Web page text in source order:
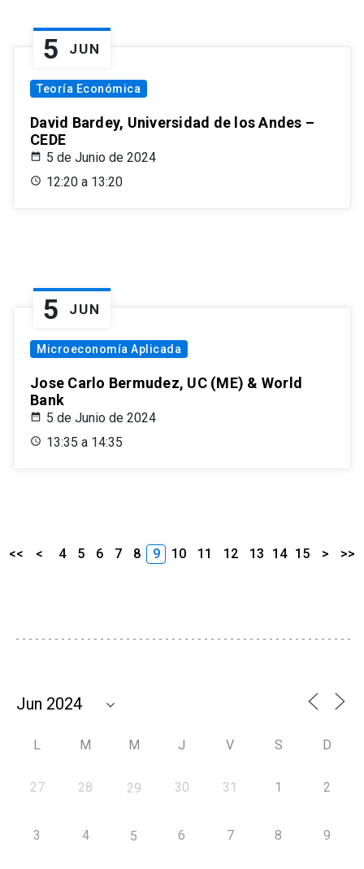
5 JUN
Teoría Económica
David Bardey, Universidad de los Andes –
CEDE
5 de Junio de 2024
12:20 a 13:20
5 JUN
Microeconomía Aplicada
Jose Carlo Bermudez, UC (ME) & World
Bank
5 de Junio de 2024
13:35 a 14:35
<< < 4 5 6 7 8 9 10 11 12 13 14 15 > >>
L M M J V S D
27 28 29 30 31 1 2
3 4 5 6 7 8 9